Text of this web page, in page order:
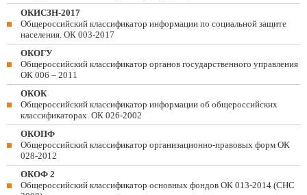
ОКИСЗН-2017
Общероссийский классификатор информации по социальной защите
населения. ОК 003-2017
ОКОГУ
Общероссийский классификатор органов государственного управления
ОК 006 – 2011
ОКОК
Общероссийский классификатор информации об общероссийских
классификаторах. ОК 026-2002
ОКОПФ
Общероссийский классификатор организационно-правовых форм ОК
028-2012
ОКОФ 2
Общероссийский классификатор основных фондов ОК 013-2014 (СНС